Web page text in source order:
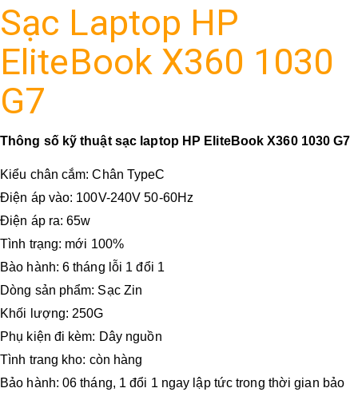
Sạc Laptop HP
EliteBook X360 1030
G7
Thông số kỹ thuật sạc laptop HP EliteBook X360 1030 G7
Kiểu chân cắm: Chân TypeC
Điện áp vào: 100V-240V 50-60Hz
Điện áp ra: 65w
Tình trạng: mới 100%
Bào hành: 6 tháng lỗi 1 đổi 1
Dòng sản phẩm: Sạc Zin
Khối lượng: 250G
Phụ kiện đi kèm: Dây nguồn
Tình trang kho: còn hàng
Bảo hành: 06 tháng, 1 đổi 1 ngay lập tức trong thời gian bảo